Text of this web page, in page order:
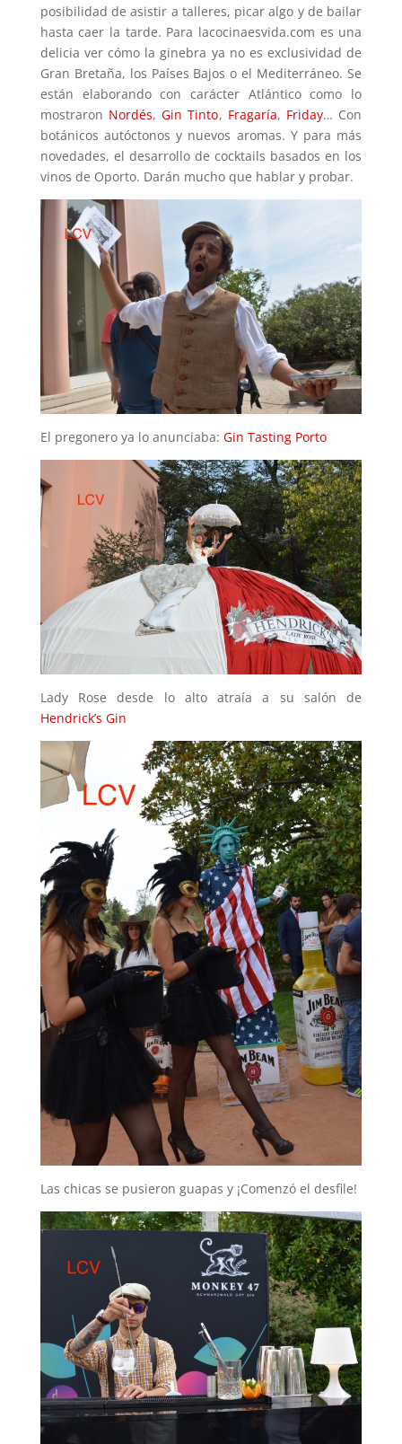
posibilidad de asistir a talleres, picar algo y de bailar
hasta caer la tarde. Para lacocinaesvida.com es una
delicia ver cómo la ginebra ya no es exclusividad de
Gran Bretaña, los Países Bajos o el Mediterráneo. Se
están elaborando con carácter Atlántico como lo
mostraron Nordés,Gin Tinto, Fragaría, Friday… Con
botánicos autóctonos y nuevos aromas. Y para más
novedades, el desarrollo de cocktails basados en los
vinos de Oporto. Darán mucho que hablar y probar.
El pregonero ya lo anunciaba: Gin Tasting Porto
Lady Rose desde lo alto atraía a su salón de
Hendrick’s Gin
Las chicas se pusieron guapas y ¡Comenzó el desfile!